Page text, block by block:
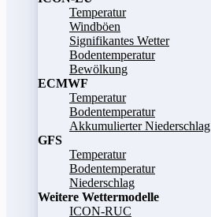
Temperatur
Windböen
Signifikantes Wetter
Bodentemperatur
Bewölkung
ECMWF
Temperatur
Bodentemperatur
Akkumulierter Niederschlag
GFS
Temperatur
Bodentemperatur
Niederschlag
Weitere Wettermodelle
ICON-RUC